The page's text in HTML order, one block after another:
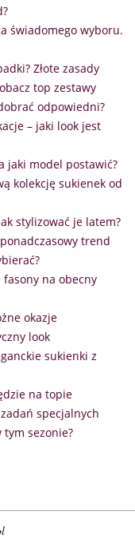
świadomego wyboru.
Złote zasady
top zestawy
odpowiedni?
– jaki look jest
jaki model postawić?
kolekcję sukienek od
stylizować je latem?
trend
fasony na obecny
okazje
look
sukienki z
na topie
specjalnych
sezonie?